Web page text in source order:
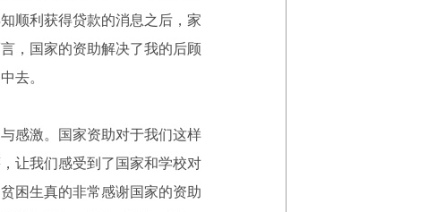
顺利获得贷款的消息之后，家
，国家的资助解决了我的后顾
去。
感激。国家资助对于我们这样
让我们感受到了国家和学校对
困生真的非常感谢国家的资助